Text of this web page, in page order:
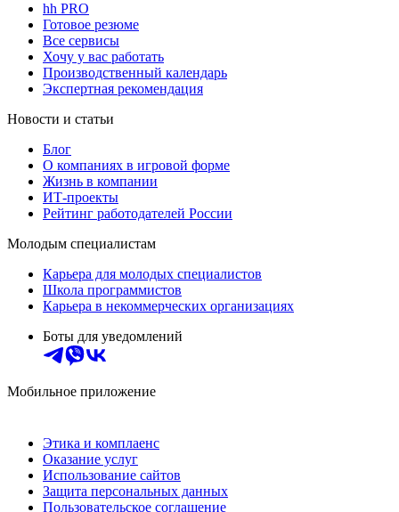
hh PRO
Готовое резюме
Все сервисы
Хочу у вас работать
Производственный календарь
Экспертная рекомендация
Новости и статьи
Блог
О компаниях в игровой форме
Жизнь в компании
ИТ-проекты
Рейтинг работодателей России
Молодым специалистам
Карьера для молодых специалистов
Школа программистов
Карьера в некоммерческих организациях
Боты для уведомлений
Мобильное приложение
Этика и комплаенс
Оказание услуг
Использование сайтов
Защита персональных данных
Пользовательское соглашение